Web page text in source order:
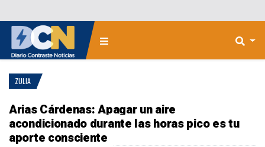
ZULIA
Arias Cárdenas: Apagar un aire
acondicionado durante las horas pico es tu
aporte consciente